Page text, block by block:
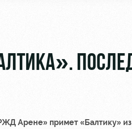
Арене» примет «Балтику»